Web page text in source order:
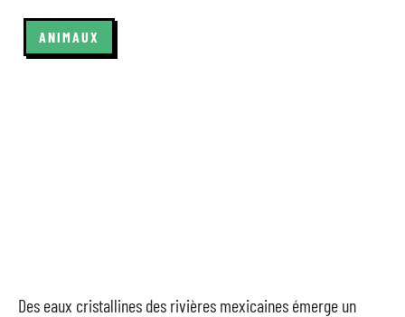
ANIMAUX
Des eaux cristallines des rivières mexicaines émerge un